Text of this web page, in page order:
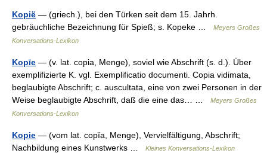
Kopië — (griech.), bei den Türken seit dem 15. Jahrh.
gebräuchliche Bezeichnung für Spieß; s. Kopeke …
Meyers Großes
Konversations-Lexikon
Kopīe — (v. lat. copia, Menge), soviel wie Abschrift (s. d.). Über
exemplifizierte K. vgl. Exemplificatio documenti. Copia vidimata,
beglaubigte Abschrift; c. auscultata, eine von zwei Personen in der
Weise beglaubigte Abschrift, daß die eine das… …
Meyers Großes
Konversations-Lexikon
Kopie — (vom lat. copĭa, Menge), Vervielfältigung, Abschrift;
Nachbildung eines Kunstwerks …
Kleines Konversations-Lexikon